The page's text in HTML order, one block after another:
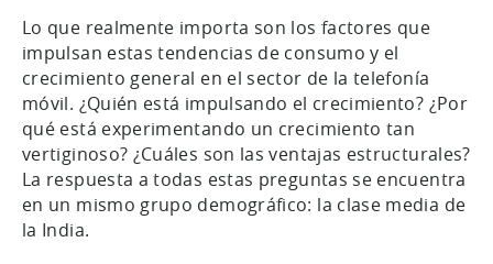
Lo que realmente importa son los factores que
impulsan estas tendencias de consumo y el
crecimiento general en el sector de la telefonía
móvil. ¿Quién está impulsando el crecimiento? ¿Por
qué está experimentando un crecimiento tan
vertiginoso? ¿Cuáles son las ventajas estructurales?
La respuesta a todas estas preguntas se encuentra
en un mismo grupo demográfico: la clase media de
la India.